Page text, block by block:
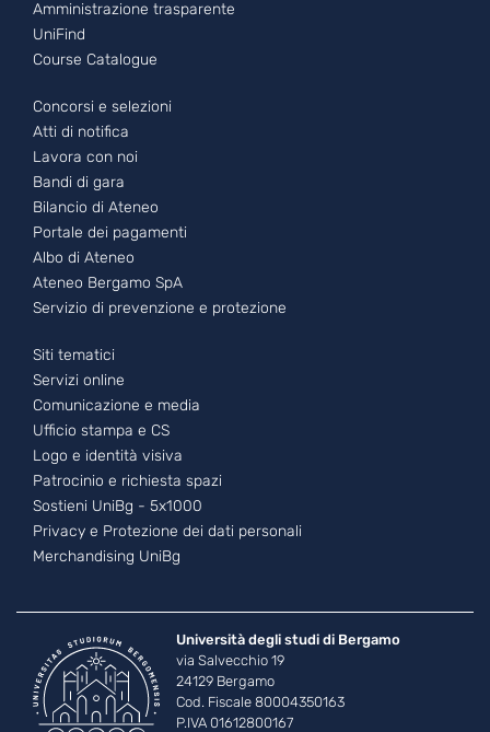
Amministrazione trasparente
UniFind
Course Catalogue
Footer - 2
Concorsi e selezioni
Atti di notifica
Lavora con noi
Bandi di gara
Bilancio di Ateneo
Portale dei pagamenti
Albo di Ateneo
Ateneo Bergamo SpA
Servizio di prevenzione e protezione
Footer - 3
Siti tematici
Servizi online
Comunicazione e media
Ufficio stampa e CS
Logo e identità visiva
Patrocinio e richiesta spazi
Sostieni UniBg - 5x1000
Privacy e Protezione dei dati personali
Merchandising UniBg
Università degli studi di Bergamo
via Salvecchio 19
24129 Bergamo
Cod. Fiscale 80004350163
P.IVA 01612800167